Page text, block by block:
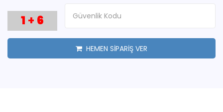
1 + 6
HEMEN SİPARİŞ VER